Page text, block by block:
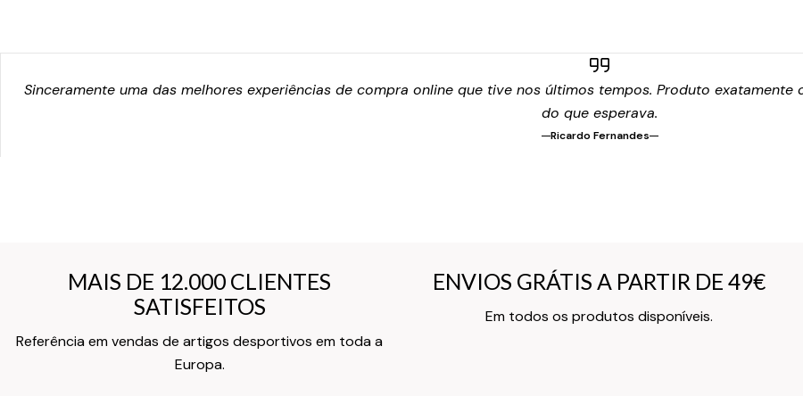
Sinceramente uma das melhores experiências de compra online que tive nos últimos tempos. Produto
do que esperava.
Ricardo Fernandes
MAIS DE 12.000 CLIENTES
SATISFEITOS
Referência em vendas de artigos desportivos em toda a
Europa.
MAIS DE 12.000 CLIENTES
SATISFEITOS
Texto do Verso do Cartão de Informação
ENVIOS GRÁTIS A PARTIR DE 49€
Em todos os produtos disponíveis.
ENVIOS GRÁTIS A PARTIR DE 49€
Texto do Verso do Cartão de Informação